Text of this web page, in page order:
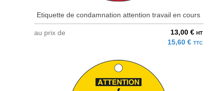
Etiquette de condamnation attention travail en cours
au prix de 13,00 € HT
15,60 € TTC